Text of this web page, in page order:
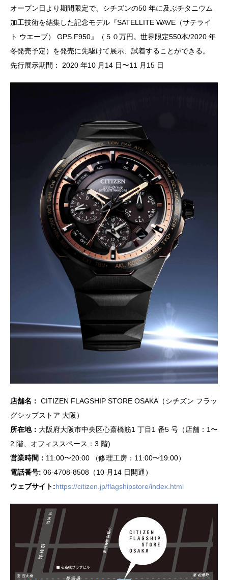
オープン⽇より期間限定で、シチズンの50 年に及ぶチタニウム
加⼯技術を結集した記念モデル『SATELLITE WAVE（サテライ
ト ウエーブ） GPS F950』（５０万円。世界限定550本/2020 年
冬発売予定）を発売に先駆けて展⽰、試着することができる。
先⾏展⽰期間： 2020 年10 ⽉14 ⽇〜11 ⽉15 ⽇
店舗名： CITIZEN FLAGSHIP STORE OSAKA（シチズン フラッ
グシップストア ⼤阪）
所在地： ⼤阪府⼤阪市中央区⼼斎橋筋1 丁⽬1 番5 号（店舗：1〜
2 階、オフィススペース：3 階)
営業時間： 11:00〜20:00 （修理⼯房：11:00〜19:00）
電話番号: 06-4708-8508（10 ⽉14 ⽇開通）
ウェブサイト:https://citizen.jp/flagshipstore/index.html